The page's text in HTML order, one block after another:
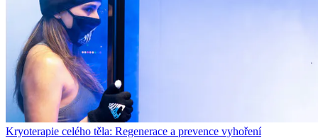
Kryoterapie celého těla: Regenerace a prevence vyhoření